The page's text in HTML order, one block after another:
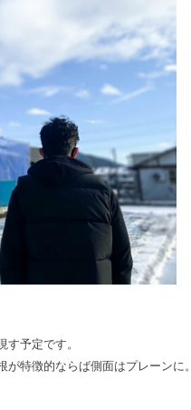
予定です。
特徴的ならば側面はプレーンに。